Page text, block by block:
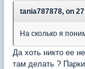
tania787878, on
На сколько я
Да хоть никто ее
там делать ?